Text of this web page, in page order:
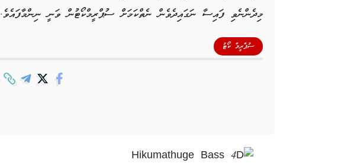
މިދެންނެވި ފައިސާ ނަގައިދެވެން ނެތްކަމަށް ސުޕްރީމްކޯޓުން ވަނީ ނިންމާފައެވެ.
ސުޕްރީމް ކޯޓު